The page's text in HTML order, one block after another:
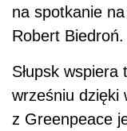
na spotkanie
Robert Biedroń.
Słupsk
wrześniu dzięki
z Greenpeace